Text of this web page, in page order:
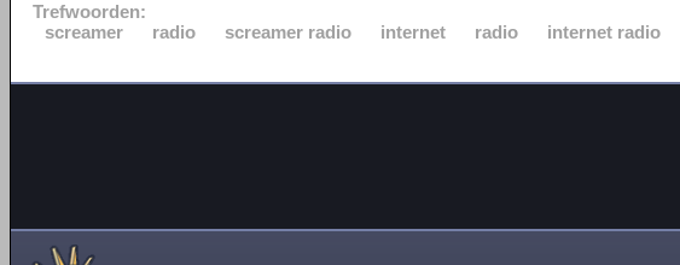
Trefwoorden:
screamer
radio screamer radio internet radio internet radio